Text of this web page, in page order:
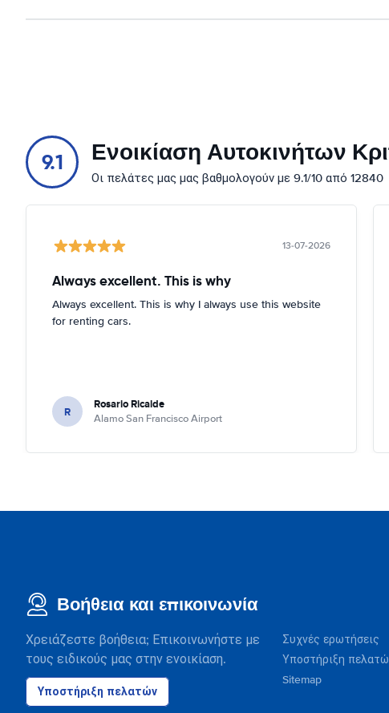
9.1 Ενοικίαση Αυτοκινήτων
Οι πελάτες μας μας βαθμολογούν με 9.1/10 από 12840
13-07-2026
Always excellent. This is why
Always excellent. This is why I always use this website
for renting cars.
R Rosario Ricalde
Alamo San Francisco Airport
Βοήθεια και επικοινωνία
Χρειάζεστε βοήθεια; Επικοινωνήστε με
τους ειδικούς μας στην ενοικίαση.
Υποστήριξη πελατών
Συχνές ερωτήσεις
Υποστήριξη
Sitemap